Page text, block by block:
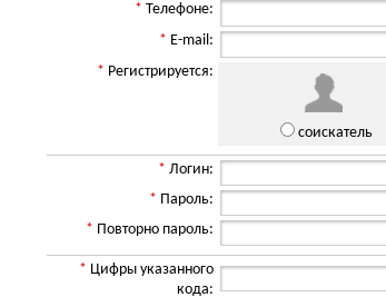
* Телефоне:
* E-mail:
* Регистрируется:
соискатель
* Логин:
* Пароль:
* Повторно пароль:
* Цифры указанного
кода: